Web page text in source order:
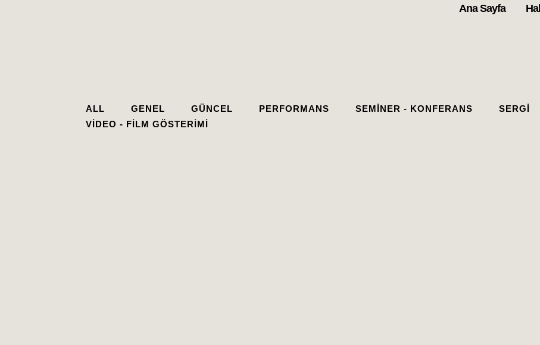
Ana Sayfa
ALL GENEL GÜNCEL PERFORMANS SEMINER - KONFERANS SERGI
VIDEO - FILM GÖSTERIMI